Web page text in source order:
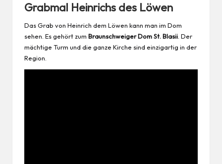
Grabmal Heinrichs des Löwen
Das Grab von Heinrich dem Löwen kann man im Dom
sehen. Es gehört zum Braunschweiger Dom St. Blasii . Der
mächtige Turm und die ganze Kirche sind einzigartig in der
Region